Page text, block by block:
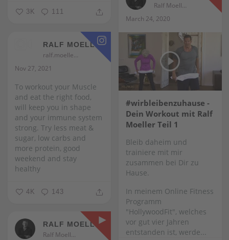
3K 111
Ralf Moeller
March 24, 2020
#wirbleibenzuhause -
Dein Workout mit Ralf
Moeller Teil 1
Bleib daheim und
trainiere mit mir
zusammen bei Dir zu
Hause.
In meinem Online Fitness
Programm
"HollywoodFit", welches
vor gut vier Jahren
entstanden ist, werde...
RALF MOELLER
ralf.moeller
Nov 27, 2021
To workout your Muscle
and eat the right food,
will keep you in shape
and your immune system
strong. Try less meat &
sugar, low carbs and
more protein, good
weekend and stay
healthy
4K 143
RALF MOELLER
Ralf Moeller